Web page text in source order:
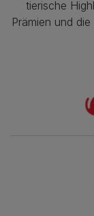
tierische
Prämien und